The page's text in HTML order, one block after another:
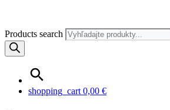
Products search
shopping_cart 0,00 €